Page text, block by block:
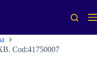
Cod:41750007